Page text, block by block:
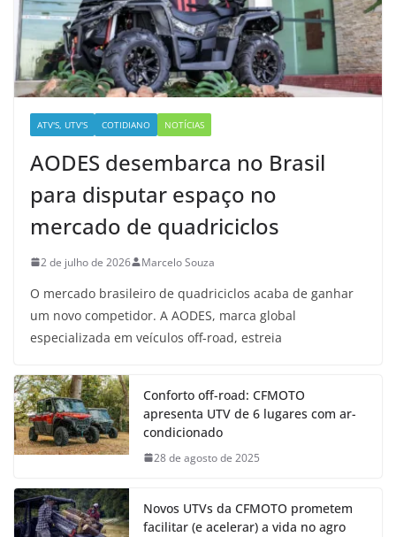
ATV'S, UTV'S COTIDIANO NOTÍCIAS
AODES desembarca no Brasil
para disputar espaço no
mercado de quadriciclos
2 de julho de 2026 Marcelo Souza
O mercado brasileiro de quadriciclos acaba de ganhar
um novo competidor. A AODES, marca global
especializada em veículos off-road, estreia
Conforto off-road: CFMOTO
apresenta UTV de 6 lugares com ar-
condicionado
28 de agosto de 2025
Novos UTVs da CFMOTO prometem
facilitar (e acelerar) a vida no agro